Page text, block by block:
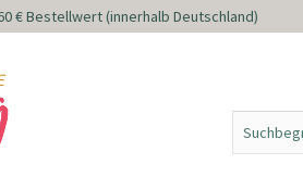
€ Bestellwert (innerhalb Deutschland)